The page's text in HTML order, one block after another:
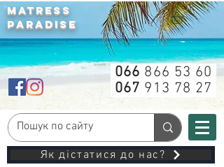
MATRESS
PARADISE
066 866 53 60
067 913 78 27
Як дістатися до нас?